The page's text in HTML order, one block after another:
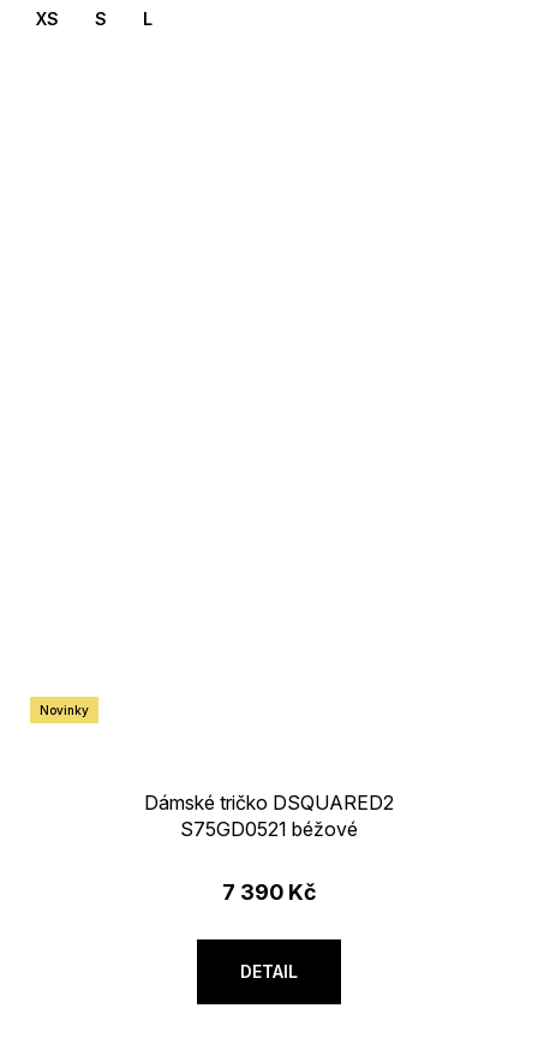
Novinky
Dámské tričko DSQUARED2
S75GD0521 béžové
7 390 Kč
DETAIL
XS S L